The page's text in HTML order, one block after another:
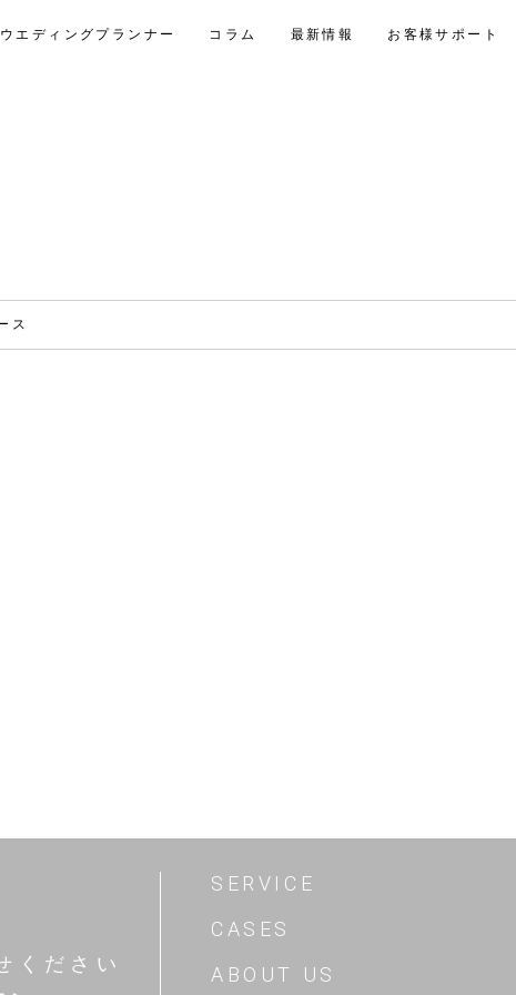
ウエディングプランナー コラム 最新情報 お客様サポート
ス
ください
SERVICE
CASES
ABOUT US